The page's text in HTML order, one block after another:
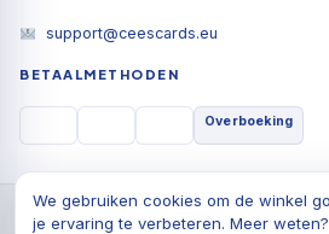
support@ceescards.eu
BETAALMETHODEN
Overboeking
© 2026 Cees Cards B.V., Alle rechten
We gebruiken cookies om de winkel
je ervaring te verbeteren. Meer